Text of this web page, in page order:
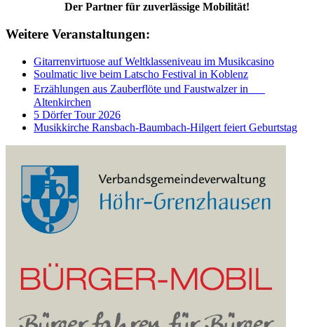
Der Partner für zuverlässige Mobilität!
Weitere Veranstaltungen:
Gitarrenvirtuose auf Weltklasseniveau im Musikcasino
Soulmatic live beim Latscho Festival in Koblenz
Erzählungen aus Zauberflöte und Faustwalzer in
Altenkirchen
5 Dörfer Tour 2026
Musikkirche Ransbach-Baumbach-Hilgert feiert Geburtstag